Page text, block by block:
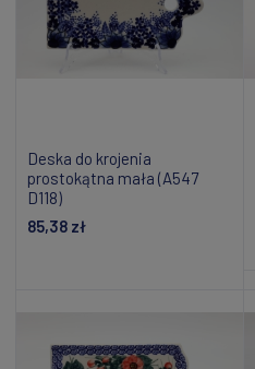
Deska do krojenia
prostokątna mała (A547
D118)
85,38 zł